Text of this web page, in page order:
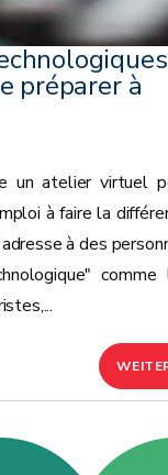
préparer à
un atelier virtuel
à faire la
à des
comme